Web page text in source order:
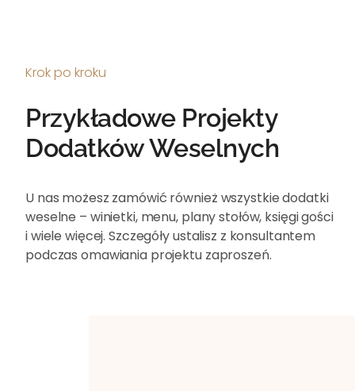
Krok po kroku
Przykładowe Projekty
Dodatków Weselnych
U nas możesz zamówić również wszystkie dodatki
weselne – winietki, menu, plany stołów, księgi gości
i wiele więcej. Szczegóły ustalisz z konsultantem
podczas omawiania projektu zaproszeń.